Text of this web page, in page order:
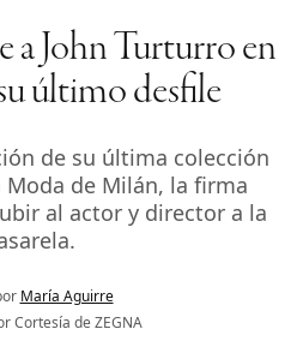
a John Turturro en
último desfile
de su última colección
Moda de Milán, la firma
al actor y director a la
María Aguirre
Cortesía de ZEGNA